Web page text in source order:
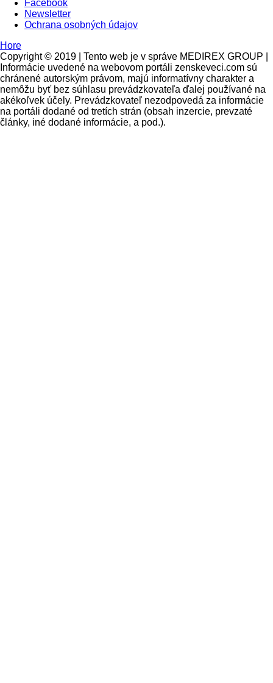
Facebook
Newsletter
Ochrana osobných údajov
Hore
Copyright © 2019 | Tento web je v správe MEDIREX GROUP |
Informácie uvedené na webovom portáli zenskeveci.com sú
chránené autorským právom, majú informatívny charakter a
nemôžu byť bez súhlasu prevádzkovateľa ďalej používané na
akékoľvek účely. Prevádzkovateľ nezodpovedá za informácie
na portáli dodané od tretích strán (obsah inzercie, prevzaté
články, iné dodané informácie, a pod.).